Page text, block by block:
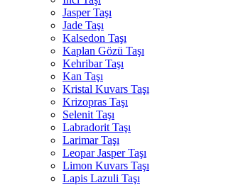
Jasper Taşı
Jade Taşı
Kalsedon Taşı
Kaplan Gözü Taşı
Kehribar Taşı
Kan Taşı
Kristal Kuvars Taşı
Krizopras Taşı
Selenit Taşı
Labradorit Taşı
Larimar Taşı
Leopar Jasper Taşı
Limon Kuvars Taşı
Lapis Lazuli Taşı